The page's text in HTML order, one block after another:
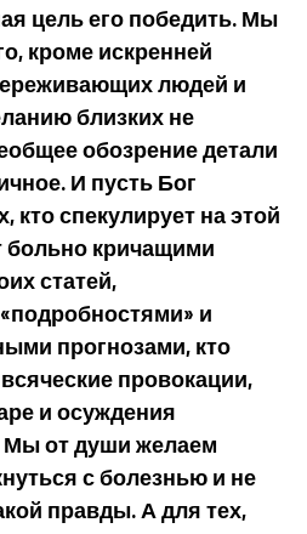
цель его победить. Мы
кроме искренней
людей и
близких не
обозрение детали
И пусть Бог
кто спекулирует на этой
больно кричащими
статей,
и
прогнозами, кто
провокации,
и осуждения
Мы от души желаем
с болезнью и не
правды. А для тех,